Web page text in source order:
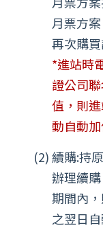
月票方
再次購
*進站時
證公司
值，則
動自動
續購:持
辦理續
期間內
之翌日